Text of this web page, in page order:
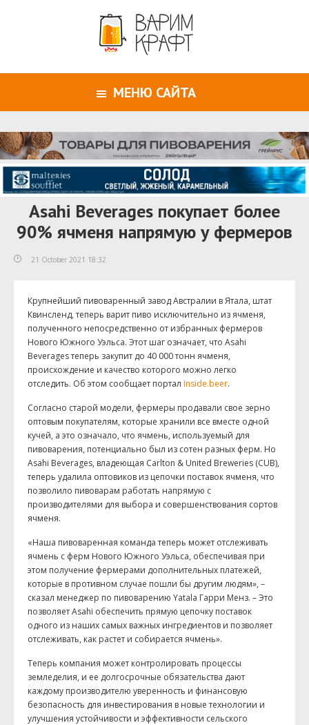
МЕНЮ САЙТА
Asahi Beverages покупает более
90% ячменя напрямую у фермеров
21 October 2021 18:32
Крупнейший пивоваренный завод Австралии в Ятала, штат
Квинсленд, теперь варит пиво исключительно из ячменя,
полученного непосредственно от избранных фермеров
Нового Южного Уэльса. Этот шаг означает, что Asahi
Beverages теперь закупит до 40 000 тонн ячменя,
происхождение и качество которого можно легко
отследить. Об этом сообщает портал Inside.beer.
Согласно старой модели, фермеры продавали свое зерно
оптовым покупателям, которые хранили все вместе одной
кучей, а это означало, что ячмень, используемый для
пивоварения, потенциально был из сотен разных ферм. Но
Asahi Beverages, владеющая Carlton & United Breweries (CUB),
теперь удалила оптовиков из цепочки поставок ячменя, что
позволило пивоварам работать напрямую с
производителями для выбора и совершенствования сортов
ячменя.
«Наша пивоваренная команда теперь может отслеживать
ячмень с ферм Нового Южного Уэльса, обеспечивая при
этом получение фермерами дополнительных платежей,
которые в противном случае пошли бы другим людям», –
сказал менеджер по пивоварению Yatala Гарри Менз. – Это
позволяет Asahi обеспечить прямую цепочку поставок
одного из наших самых важных ингредиентов и позволяет
отслеживать, как растет и собирается ячмень».
Теперь компания может контролировать процессы
земледелия, и ее долгосрочные обязательства дают
каждому производителю уверенность и финансовую
безопасность для инвестирования в новые технологии и
улучшения устойчивости и эффективности сельского